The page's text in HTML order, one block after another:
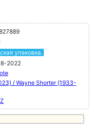
упаковка.
2022
/ Wayne Shorter (1933-